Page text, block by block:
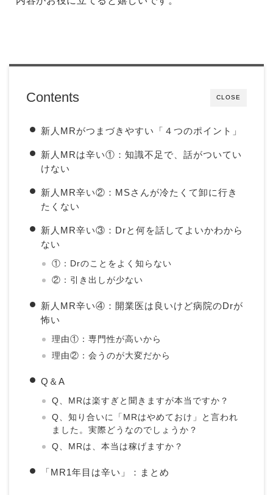
CLOSE
Contents
新人MRがつまづきやすい「４つのポイント」
新人MRは辛い①：知識不足で、話がついてい
けない
新人MR辛い②：MSさんが冷たくて卸に行き
たくない
新人MR辛い③：Drと何を話してよいかわから
ない
①：Drのことをよく知らない
②：引き出しが少ない
新人MR辛い④：開業医は良いけど病院のDrが
怖い
理由①：専門性が高いから
理由②：会うのが大変だから
Q＆A
Q、MRは楽すぎと聞きますが本当ですか？
Q、知り合いに「MRはやめておけ」と言われ
ました。実際どうなのでしょうか？
Q、MRは、本当は稼げますか？
「MR1年目は辛い」：まとめ